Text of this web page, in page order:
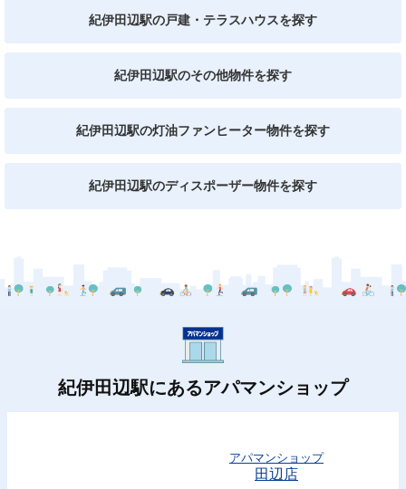
紀伊田辺駅の戸建・テラスハウスを探す
紀伊田辺駅のその他物件を探す
紀伊田辺駅の灯油ファンヒーター物件を探す
紀伊田辺駅のディスポーザー物件を探す
紀伊田辺駅にあるアパマンショップ
アパマンショップ
田辺店